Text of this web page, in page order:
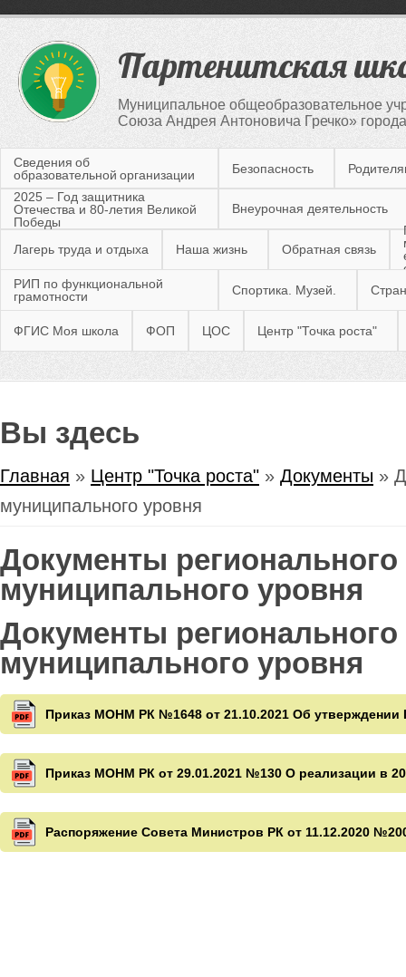
Партенитская
Муниципальное общеобразовательное
Союза Андрея Антоновича Гречко»
Сведения об
образовательной организации
Безопасность
2025 – Год защитника
Отечества и 80-летия Великой
Победы
Внеурочная деятельность
Лагерь труда и отдыха Наша жизнь Обратная связь
РИП по функциональной
грамотности
Спортика. Музей.
ФГИС Моя школа ФОП ЦОС Центр "Точка роста"
Вы здесь
Главная » Центр "Точка роста" » Документы »
муниципального уровня
Документы регионального
муниципального уровня
Документы регионального
муниципального уровня
Приказ МОНМ РК №1648 от 21.10.2021 Об утверждении
Приказ МОНМ РК от 29.01.2021 №130 О реализации в
Распоряжение Совета Министров РК от 11.12.2020